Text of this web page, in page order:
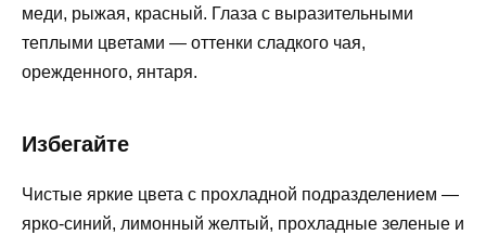
меди, рыжая, красный. Глаза с выразительными
теплыми цветами — оттенки сладкого чая,
орежденного, янтаря.
Избегайте
Чистые яркие цвета с прохладной подразделением —
ярко-синий, лимонный желтый, прохладные зеленые и